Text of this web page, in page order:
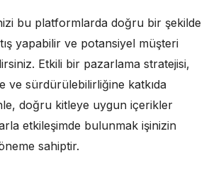
bu platformlarda doğru bir şekilde
yapabilir ve potansiyel müşteri
Etkili bir pazarlama stratejisi,
ve sürdürülebilirliğine katkıda
doğru kitleye uygun içerikler
etkileşimde bulunmak işinizin
sahiptir.